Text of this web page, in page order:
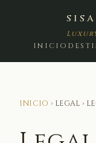
INICIO
INICIO › LEGAL ›